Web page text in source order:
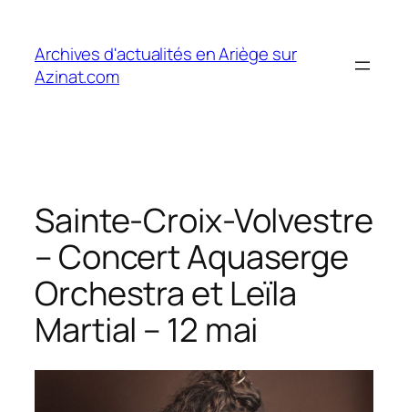
contenu
Archives d'actualités en Ariège sur
Azinat.com
Sainte-Croix-Volvestre
– Concert Aquaserge
Orchestra et Leïla
Martial – 12 mai